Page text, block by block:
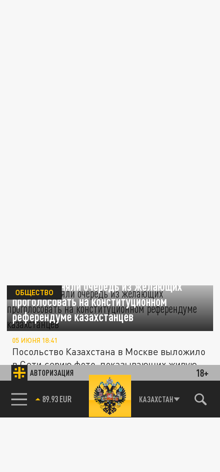
АВТОРИЗАЦИЯ 18+
85.64 BRENT КАЗАХСТАН
В Москве сняли очередь из желающих
проголосовать на конституционном
референдуме казахстанцев
ОБЩЕСТВО
05 ИЮНЯ 18:41
Посольство Казахстана в Москве выложило
в Сети серию фото, показывающих живую
очередь из казахстанцев,...